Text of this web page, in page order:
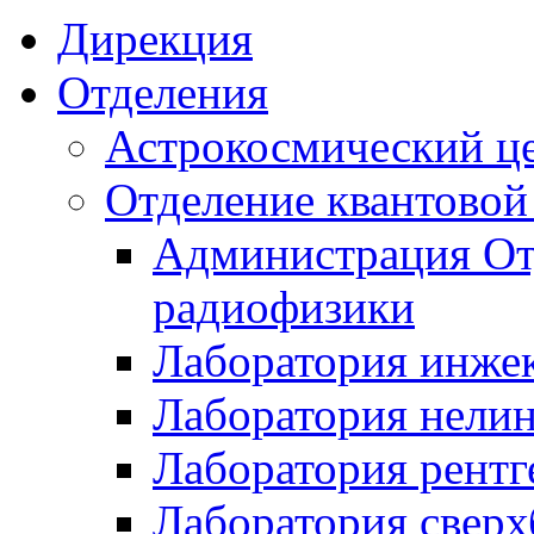
Дирекция
Отделения
Астрокосмический
Отделение
Администрация
радиофизики
Лаборатория
Лаборатория
Лаборатория
Лаборатория